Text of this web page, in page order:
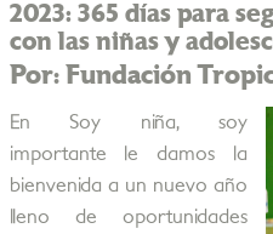
2023: 365 días para
con las niñas y
Por: Fundación
En Soy niña, soy
importante le damos la
bienvenida a un nuevo año
lleno de oportunidades